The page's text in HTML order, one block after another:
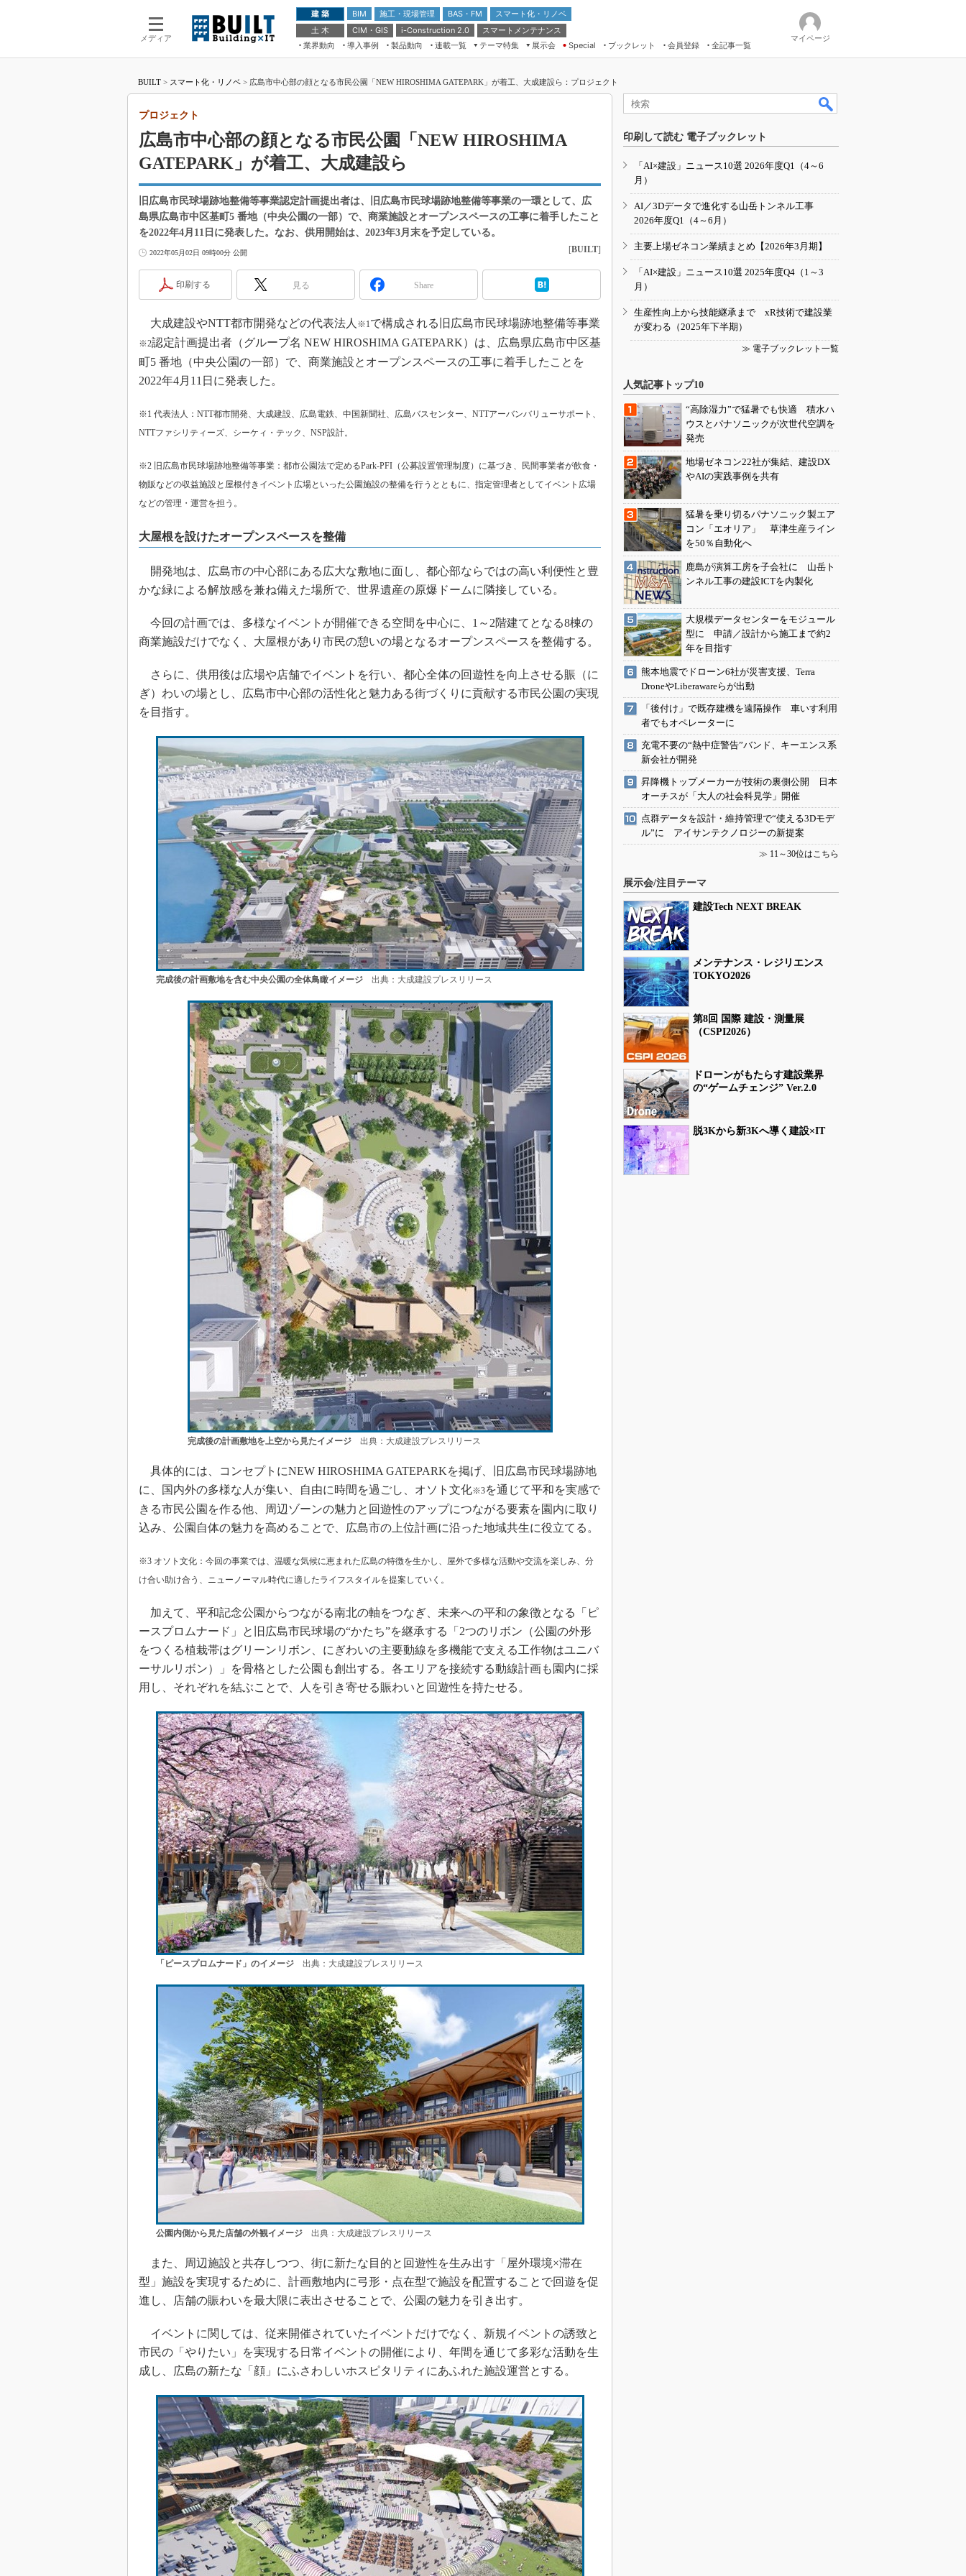
メディア
建 築 BIM 施工・現場管理 BAS・FM
スマート化・リノベ
土 木
CIM・GIS i-Construction 2.0
スマートメンテナンス
業界動向
導入事例 製品動向 連載一覧
テーマ特集
ドローンがもたらす建設業界の“ゲー
ムチェンジ” Ver.2.0
“Society5.0”時代のスマートビル
VR／ARが描くモノづくりのミライ
展示会
第8回 国際 建設・測量展
築・土木・不動産の先端技術展－
Japan Drone 2023
メンテナンス・レジリエンスOSAKA
2020
日本 ものづくりワールド 2020
メンテナンス・レジリエンスTOKYO
IGAS2018
Special ブックレット 会員登録 全記事一覧
マイページ
BUILT > スマート化・リノベ > 広島市中心部の顔となる市民公園「NEW HIROSHIMA GATEPARK」が着工、大成建設ら：プロジェクト
広島市中心部の顔となる市民公園「NEW HIROSHIMA
GATEPARK」が着工、大成建設ら
プロジェクト
旧広島市民球場跡地整備等事業認定計画提出者は、旧広島市民球場跡地整備等事業の一環として、広
島県広島市中区基町5 番地（中央公園の一部）で、商業施設とオープンスペースの工事に着手したこと
を2022年4月11日に発表した。なお、供用開始は、2023年3月末を予定している。
2022年05月02日 09時00分 公開 [BUILT]
印刷する 見る Share
大成建設やNTT都市開発などの代表法人 ※1で構成される旧広島市民球場跡地整備等事業
※2認定計画提出者（グループ名 NEW HIROSHIMA GATEPARK）は、広島県広島市中区基
町5 番地（中央公園の一部）で、商業施設とオープンスペースの工事に着手したことを
2022年4月11日に発表した。
※1 代表法人：NTT都市開発、大成建設、広島電鉄、中国新聞社、広島バスセンター、NTTアーバンバリューサポート、
NTTファシリティーズ、シーケィ・テック、NSP設計。
※2 旧広島市民球場跡地整備等事業：都市公園法で定めるPark-PFI（公募設置管理制度）に基づき、民間事業者が飲食・
物販などの収益施設と屋根付きイベント広場といった公園施設の整備を行うとともに、指定管理者としてイベント広場
などの管理・運営を担う。
大屋根を設けたオープンスペースを整備
開発地は、広島市の中心部にある広大な敷地に面し、都心部ならではの高い利便性と豊
かな緑による解放感を兼ね備えた場所で、世界遺産の原爆ドームに隣接している。
今回の計画では、多様なイベントが開催できる空間を中心に、1～2階建てとなる8棟の
商業施設だけでなく、大屋根があり市民の憩いの場となるオープンスペースを整備する。
さらに、供用後は広場や店舗でイベントを行い、都心全体の回遊性を向上させる賑（に
ぎ）わいの場とし、広島市中心部の活性化と魅力ある街づくりに貢献する市民公園の実現
を目指す。
完成後の計画敷地を含む中央公園の全体鳥瞰イメージ出典：大成建設プレスリリース
完成後の計画敷地を上空から見たイメージ出典：大成建設プレスリリース
具体的には、コンセプトにNEW HIROSHIMA GATEPARKを掲げ、旧広島市民球場跡地
に、国内外の多様な人が集い、自由に時間を過ごし、オソト文化※3を通じて平和を実感で
きる市民公園を作る他、周辺ゾーンの魅力と回遊性のアップにつながる要素を園内に取り
込み、公園自体の魅力を高めることで、広島市の上位計画に沿った地域共生に役立てる。
※3 オソト文化：今回の事業では、温暖な気候に恵まれた広島の特徴を生かし、屋外で多様な活動や交流を楽しみ、分
け合い助け合う、ニューノーマル時代に適したライフスタイルを提案していく。
加えて、平和記念公園からつながる南北の軸をつなぎ、未来への平和の象徴となる「ピ
ースプロムナード」と旧広島市民球場の“かたち”を継承する「2つのリボン（公園の外形
をつくる植栽帯はグリーンリボン、にぎわいの主要動線を多機能で支える工作物はユニバ
ーサルリボン）」を骨格とした公園も創出する。各エリアを接続する動線計画も園内に採
用し、それぞれを結ぶことで、人を引き寄せる賑わいと回遊性を持たせる。
「ピースプロムナード」のイメージ出典：大成建設プレスリリース
公園内側から見た店舗の外観イメージ出典：大成建設プレスリリース
また、周辺施設と共存しつつ、街に新たな目的と回遊性を生み出す「屋外環境×滞在
型」施設を実現するために、計画敷地内に弓形・点在型で施設を配置することで回遊を促
進し、店舗の賑わいを最大限に表出させることで、公園の魅力を引き出す。
イベントに関しては、従来開催されていたイベントだけでなく、新規イベントの誘致と
市民の「やりたい」を実現する日常イベントの開催により、年間を通じて多彩な活動を生
成し、広島の新たな「顔」にふさわしいホスピタリティにあふれた施設運営とする。
印刷して読む 電子ブックレット
「AI×建設」ニュース10選 2026年度Q1（4～6
月）
AI／3Dデータで進化する山岳トンネル工事
2026年度Q1（4～6月）
主要上場ゼネコン業績まとめ【2026年3月期】
「AI×建設」ニュース10選 2025年度Q4（1～3
月）
生産性向上から技能継承まで xR技術で建設業
が変わる（2025年下半期）
≫ 電子ブックレット一覧
人気記事トップ10
“高除湿力”で猛暑でも快適 積水ハ
ウスとパナソニックが次世代空調を
発売
地場ゼネコン22社が集結、建設DX
やAIの実践事例を共有
猛暑を乗り切るパナソニック製エア
コン「エオリア」 草津生産ライン
を50％自動化へ
鹿島が演算工房を子会社に 山岳ト
ンネル工事の建設ICTを内製化
大規模データセンターをモジュール
型に 申請／設計から施工まで約2
年を目指す
熊本地震でドローン6社が災害支援、Terra
DroneやLiberawareらが出動
「後付け」で既存建機を遠隔操作 車いす利用
者でもオペレーターに
充電不要の“熱中症警告”バンド、キーエンス系
新会社が開発
昇降機トップメーカーが技術の裏側公開 日本
オーチスが「大人の社会科見学」開催
点群データを設計・維持管理で“使える3Dモデ
ル”に アイサンテクノロジーの新提案
≫ 11～30位はこちら
展示会/注目テーマ
建設Tech NEXT BREAK
メンテナンス・レジリエンス
TOKYO2026
第8回 国際 建設・測量展
（CSPI2026）
ドローンがもたらす建設業界
の“ゲームチェンジ” Ver.2.0
脱3Kから新3Kへ導く建設×IT